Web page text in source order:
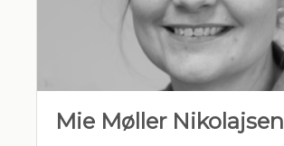
Mie Møller Nikolajsen